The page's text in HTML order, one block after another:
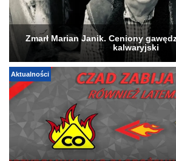
Zmarł Marian Janik. Ceniony
kalwaryjski
Aktualności